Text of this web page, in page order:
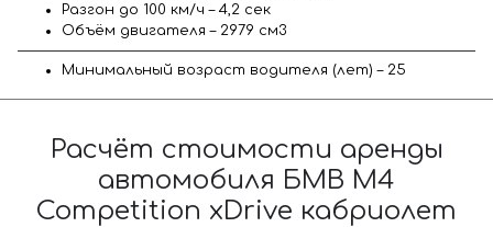
Разгон до 100 км/ч – 4,2 сек
Объём двигателя – 2979 см3
Минимальный возраст водителя (лет) – 25
Расчёт стоимости аренды
автомобиля БМВ M4
Competition xDrive кабриолет